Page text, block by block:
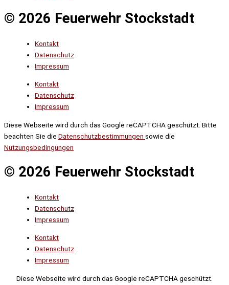
© 2026 Feuerwehr Stockstadt
Kontakt
Datenschutz
Impressum
Kontakt
Datenschutz
Impressum
Diese Webseite wird durch das Google reCAPTCHA geschützt. Bitte
beachten Sie die Datenschutzbestimmungen sowie die
Nutzungsbedingungen
© 2026 Feuerwehr Stockstadt
Kontakt
Datenschutz
Impressum
Kontakt
Datenschutz
Impressum
Diese Webseite wird durch das Google reCAPTCHA geschützt.